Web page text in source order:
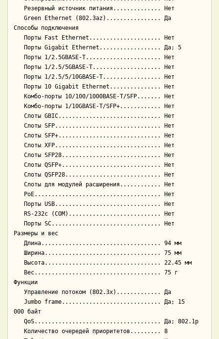
Способы подключения
Размеры и вес
Функции
000 байт